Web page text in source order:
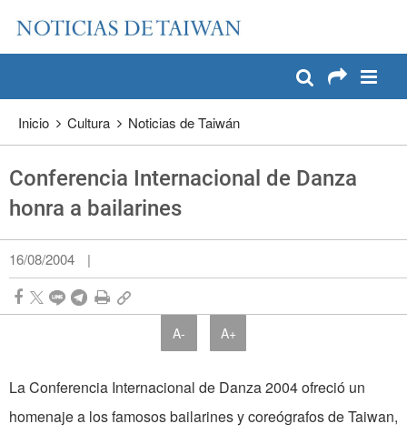
Pase a contenido principal
Inicio Cultura Noticias de Taiwán
Conferencia Internacional de Danza
honra a bailarines
16/08/2004 |
A- A+
La Conferencia Internacional de Danza 2004 ofreció un
homenaje a los famosos bailarines y coreógrafos de Taiwan,